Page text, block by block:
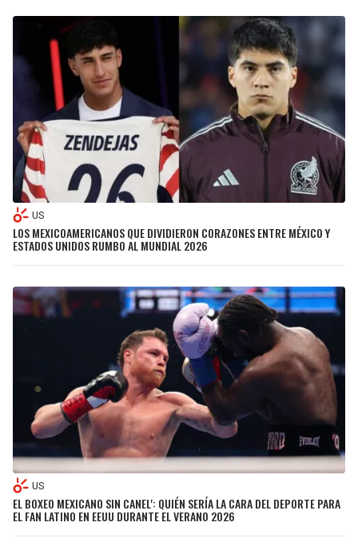
US
LOS MEXICOAMERICANOS QUE DIVIDIERON CORAZONES ENTRE MÉXICO Y
ESTADOS UNIDOS RUMBO AL MUNDIAL 2026
US
EL BOXEO MEXICANO SIN CANEL': QUIÉN SERÍA LA CARA DEL DEPORTE PARA
EL FAN LATINO EN EEUU DURANTE EL VERANO 2026